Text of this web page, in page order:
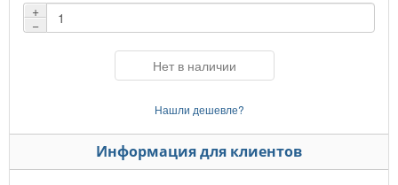
+
−
Нет в наличии
Нашли дешевле?
Информация для клиентов